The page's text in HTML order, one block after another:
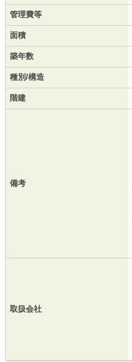
管理費等
面積
築年数
種別/構造
階建
備考
取扱会社